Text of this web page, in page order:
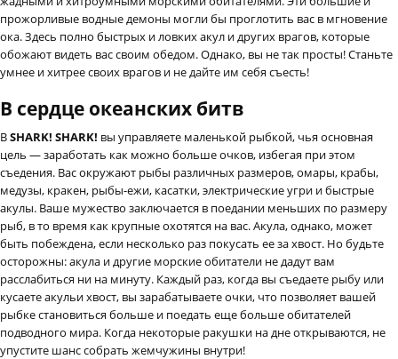
прожорливые водные демоны могли бы проглотить вас в мгновение
ока. Здесь полно быстрых и ловких акул и других врагов, которые
обожают видеть вас своим обедом. Однако, вы не так просты! Станьте
умнее и хитрее своих врагов и не дайте им себя съесть!
В сердце океанских битв
ВSHARK! SHARK! вы управляете маленькой рыбкой, чья основная
цель — заработать как можно больше очков, избегая при этом
съедения. Вас окружают рыбы различных размеров, омары, крабы,
медузы, кракен, рыбы-ежи, касатки, электрические угри и быстрые
акулы. Ваше мужество заключается в поедании меньших по размеру
рыб, в то время как крупные охотятся на вас. Акула, однако, может
быть побеждена, если несколько раз покусать ее за хвост. Но будьте
осторожны: акула и другие морские обитатели не дадут вам
расслабиться ни на минуту. Каждый раз, когда вы съедаете рыбу или
кусаете акульи хвост, вы зарабатываете очки, что позволяет вашей
рыбке становиться больше и поедать еще больше обитателей
подводного мира. Когда некоторые ракушки на дне открываются, не
упустите шанс собрать жемчужины внутри!